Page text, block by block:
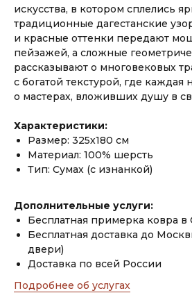
искусства, в котором сплелись
традиционные дагестанские
и красные оттенки передают
пейзажей, а сложные
рассказывают о многовековых
с богатой текстурой, где каждая
о мастерах, вложивших душу в
Характеристики:
Размер: 325х180 см
Материал: 100% шерсть
Тип: Сумах (с изнанкой)
Дополнительные услуги:
Бесплатная примерка ковра в
Бесплатная доставка до
двери)
Доставка по всей России
Подробнее об услугах